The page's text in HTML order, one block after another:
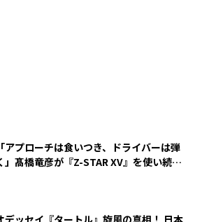
「アプローチは食いつき、ドライバーは弾
」髙橋竜彦が『Z-STAR XV』を使い続け